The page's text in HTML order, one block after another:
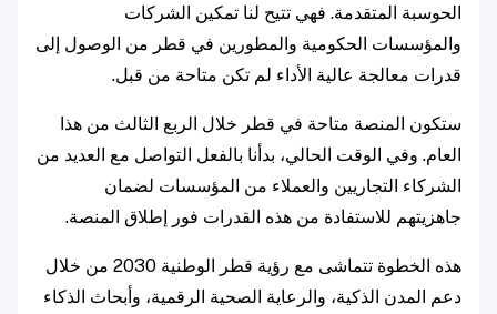
الحوسبة المتقدمة. فهي تتيح لنا تمكين الشركات
والمؤسسات الحكومية والمطورين في قطر من الوصول إلى
قدرات معالجة عالية الأداء لم تكن متاحة من قبل.
ستكون المنصة متاحة في قطر خلال الربع الثالث من هذا
العام. وفي الوقت الحالي، بدأنا بالفعل التواصل مع العديد من
الشركاء التجاريين والعملاء من المؤسسات لضمان
جاهزيتهم للاستفادة من هذه القدرات فور إطلاق المنصة.
هذه الخطوة تتماشى مع رؤية قطر الوطنية 2030 من خلال
دعم المدن الذكية، والرعاية الصحية الرقمية، وأبحاث الذكاء